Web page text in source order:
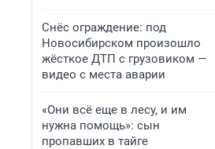
Снёс ограждение: под
Новосибирском произошло
жёсткое ДТП с грузовиком —
видео с места аварии
«Они всё еще в лесу, и им
нужна помощь»: сын
пропавших в тайге